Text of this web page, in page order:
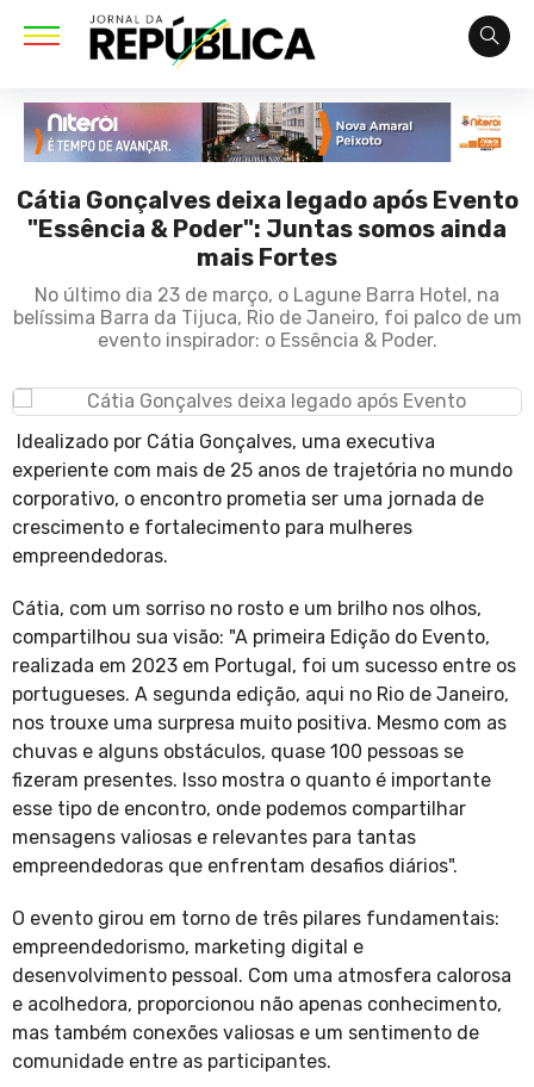
Cátia Gonçalves deixa legado após Evento
"Essência & Poder": Juntas somos ainda
mais Fortes
No último dia 23 de março, o Lagune Barra Hotel, na
belíssima Barra da Tijuca, Rio de Janeiro, foi palco de um
evento inspirador: o Essência & Poder.
Idealizado por Cátia Gonçalves, uma executiva
experiente com mais de 25 anos de trajetória no mundo
corporativo, o encontro prometia ser uma jornada de
crescimento e fortalecimento para mulheres
empreendedoras.
Cátia, com um sorriso no rosto e um brilho nos olhos,
compartilhou sua visão: "A primeira Edição do Evento,
realizada em 2023 em Portugal, foi um sucesso entre os
portugueses. A segunda edição, aqui no Rio de Janeiro,
nos trouxe uma surpresa muito positiva. Mesmo com as
chuvas e alguns obstáculos, quase 100 pessoas se
fizeram presentes. Isso mostra o quanto é importante
esse tipo de encontro, onde podemos compartilhar
mensagens valiosas e relevantes para tantas
empreendedoras que enfrentam desafios diários".
O evento girou em torno de três pilares fundamentais:
empreendedorismo, marketing digital e
desenvolvimento pessoal. Com uma atmosfera calorosa
e acolhedora, proporcionou não apenas conhecimento,
mas também conexões valiosas e um sentimento de
comunidade entre as participantes.